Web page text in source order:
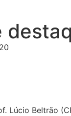
Lúcio Beltrão